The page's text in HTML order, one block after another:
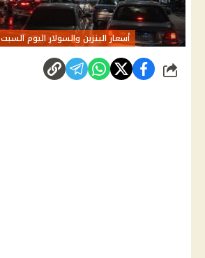
أسعار البنزين والسولار اليوم السبت 9 مايو 2026 في مصر
شارك